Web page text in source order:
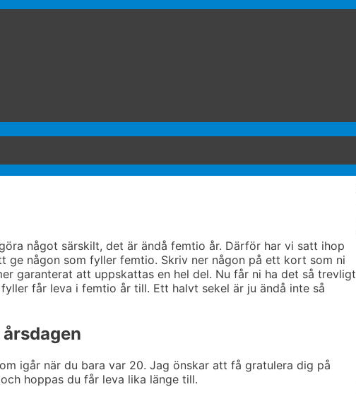
något särskilt, det är ändå femtio år. Därför har vi satt ihop
ge någon som fyller femtio. Skriv ner någon på ett kort som ni
garanterat att uppskattas en hel del. Nu får ni ha det så trevligt
får leva i femtio år till. Ett halvt sekel är ju ändå inte så
igår när du bara var 20. Jag önskar att få gratulera dig på
hoppas du får leva lika länge till.